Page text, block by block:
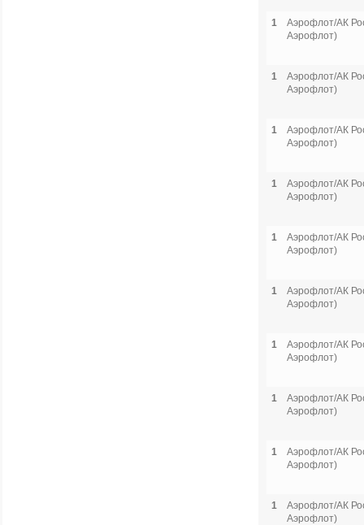
1
Аэрофлот/АК
Аэрофлот)
1
Аэрофлот/АК
Аэрофлот)
1
Аэрофлот/АК
Аэрофлот)
1
Аэрофлот/АК
Аэрофлот)
1
Аэрофлот/АК
Аэрофлот)
1
Аэрофлот/АК
Аэрофлот)
1
Аэрофлот/АК
Аэрофлот)
1
Аэрофлот/АК
Аэрофлот)
1
Аэрофлот/АК
Аэрофлот)
1
Аэрофлот/АК
Аэрофлот)